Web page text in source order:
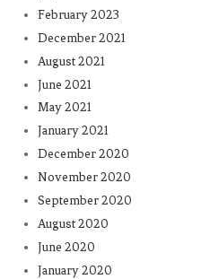
February 2023
December 2021
August 2021
June 2021
May 2021
January 2021
December 2020
November 2020
September 2020
August 2020
June 2020
January 2020